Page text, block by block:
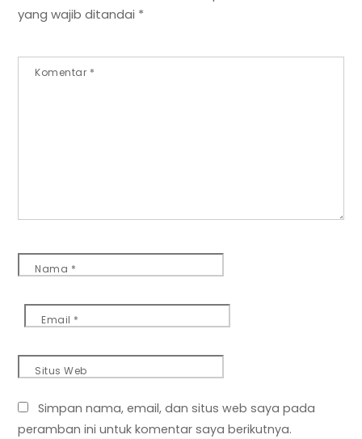
yang wajib ditandai *
Komentar *
Nama *
Email *
Situs Web
Simpan nama, email, dan situs web saya pada
peramban ini untuk komentar saya berikutnya.